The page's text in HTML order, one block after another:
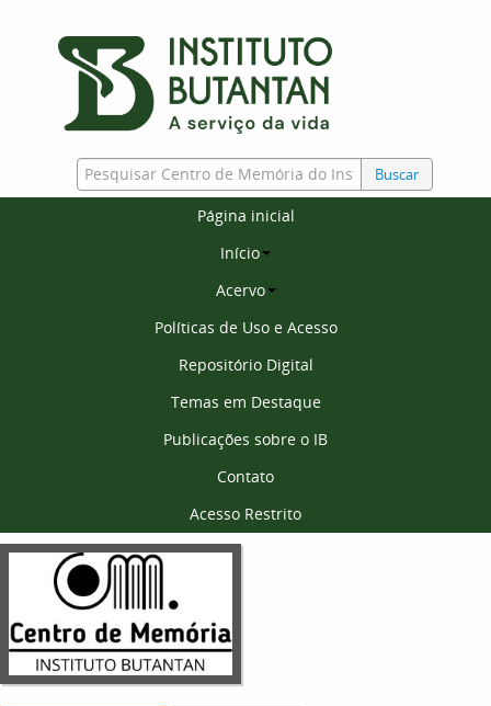
Buscar
Página inicial
Início
Acervo
Políticas de Uso e Acesso
Repositório Digital
Temas em Destaque
Publicações sobre o IB
Contato
Acesso Restrito